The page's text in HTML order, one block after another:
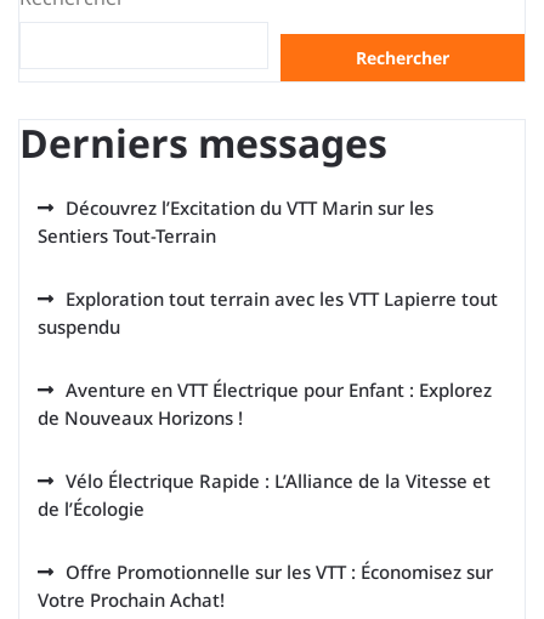
Rechercher
Derniers messages
Découvrez l’Excitation du VTT Marin sur les
Sentiers Tout-Terrain
Exploration tout terrain avec les VTT Lapierre tout
suspendu
Aventure en VTT Électrique pour Enfant : Explorez
de Nouveaux Horizons !
Vélo Électrique Rapide : L’Alliance de la Vitesse et
de l’Écologie
Offre Promotionnelle sur les VTT : Économisez sur
Votre Prochain Achat!